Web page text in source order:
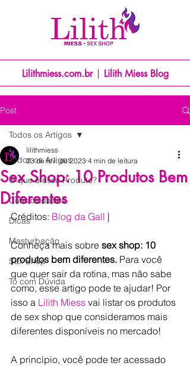
Lilithmiess.com.br Lilith Miess Blog
Post
Todos os Artigos
O que é esse Produto?
Curisiosidades
Dicas
Masturbação
Sex Shop
Tô com Dúvida
Todos os Artigos
Sex Shop: 10 Produtos Bem
Diferentes
lilithmiess
23 de fev. de 2023 4 min de leitura
Créditos: Blog da Gall |
Conheça mais sobre sex shop: 10
produtos bem diferentes. Para você
que quer sair da rotina, mas não sabe
como, esse artigo pode te ajudar! Por
isso a Lilith Miess vai listar os produtos
de sex shop que consideramos mais
diferentes disponíveis no mercado!
A princípio, você pode ter acessado